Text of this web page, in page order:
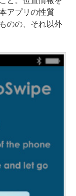
アプリの性質
のの、それ以外